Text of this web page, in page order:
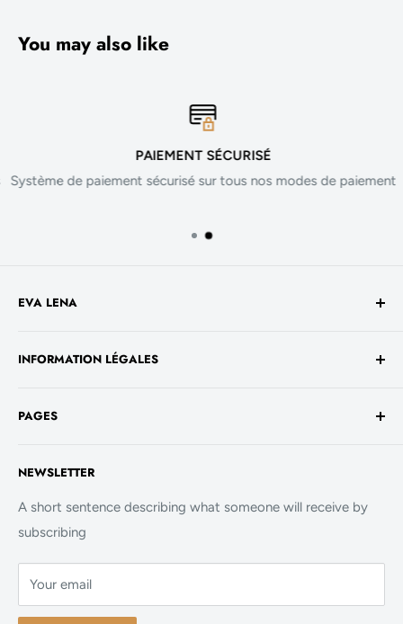
You may also like
PAIEMENT SÉCURISÉ
Système de paiement sécurisé sur tous nos modes de paiement
EVA LENA
1930 Luxembourg
+352 661 949 582
INFORMATION LÉGALES
Mentions légales
Politique de cookies
PAGES
La Boutique
FAQ
Contact
NEWSLETTER
A short sentence describing what someone will receive by
subscribing
Your email